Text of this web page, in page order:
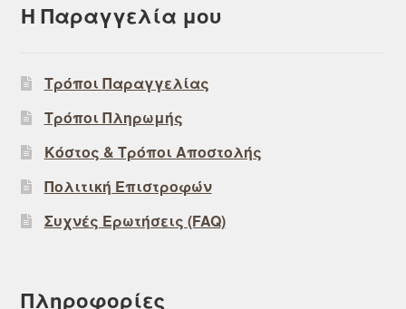
Η Παραγγελία μου
Τρόποι Παραγγελίας
Τρόποι Πληρωμής
Κόστος & Τρόποι Αποστολής
Πολιτική Επιστροφών
Συχνές Ερωτήσεις (FAQ)
Πληροφορίες